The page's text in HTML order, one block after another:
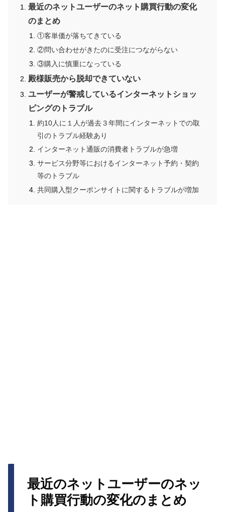
最近のネットユーザーのネット購買行動の変化
のまとめ
①客単価が落ちてきている
②問い合わせがきたのに受注につながらない
③購入に慎重になっている
殿様販売から脱却できていない
ユーザーが警戒しているインターネットショッ
ピングのトラブル
約10人に１人が過去３年間にインターネットでの取
引のトラブル経験あり
インターネット通販の消費者トラブルが急増
サービス分野等におけるインターネット予約・契約
等のトラブル
共同購入型クーポンサイトに関するトラブルが増加
最近のネットユーザーのネッ
ト購買行動の変化のまとめ